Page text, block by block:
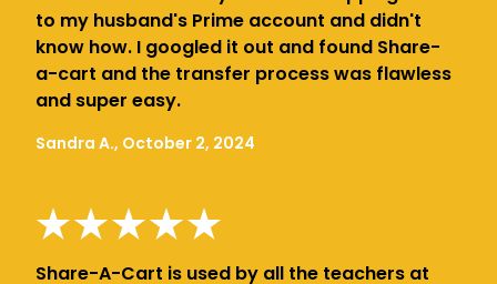
to my husband's Prime account and didn't
know how. I googled it out and found Share-
a-cart and the transfer process was flawless
and super easy.
Sandra A., October 2, 2024
Share-A-Cart is used by all the teachers at